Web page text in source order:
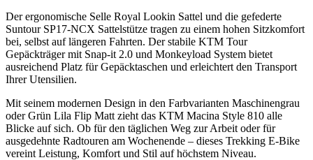
Der ergonomische Selle Royal Lookin Sattel und die gefederte
Suntour SP17-NCX Sattelstütze tragen zu einem hohen Sitzkomfort
bei, selbst auf längeren Fahrten. Der stabile KTM Tour
Gepäckträger mit Snap-it 2.0 und Monkeyload System bietet
ausreichend Platz für Gepäcktaschen und erleichtert den Transport
Ihrer Utensilien.
Mit seinem modernen Design in den Farbvarianten Maschinengrau
oder Grün Lila Flip Matt zieht das KTM Macina Style 810 alle
Blicke auf sich. Ob für den täglichen Weg zur Arbeit oder für
ausgedehnte Radtouren am Wochenende – dieses Trekking E-Bike
vereint Leistung, Komfort und Stil auf höchstem Niveau.